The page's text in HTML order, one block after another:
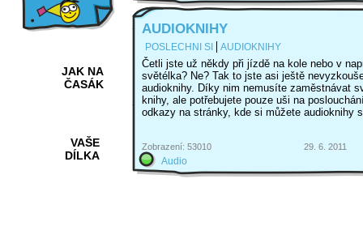
JAK NA
ČASÁK
VAŠE
DÍLKA
AUDIOKNIHY
POSLECHNI SI AUDIOKNIHY
Četli jste už někdy při jízdě na kole nebo v
světélka? Ne? Tak to jste asi ještě
audioknihy. Díky nim nemusíte zaměstnávat
knihy, ale potřebujete pouze uši na
odkazy na stránky, kde si můžete audioknihy
Zobrazení: 53010 29. 6. 2011
Audio